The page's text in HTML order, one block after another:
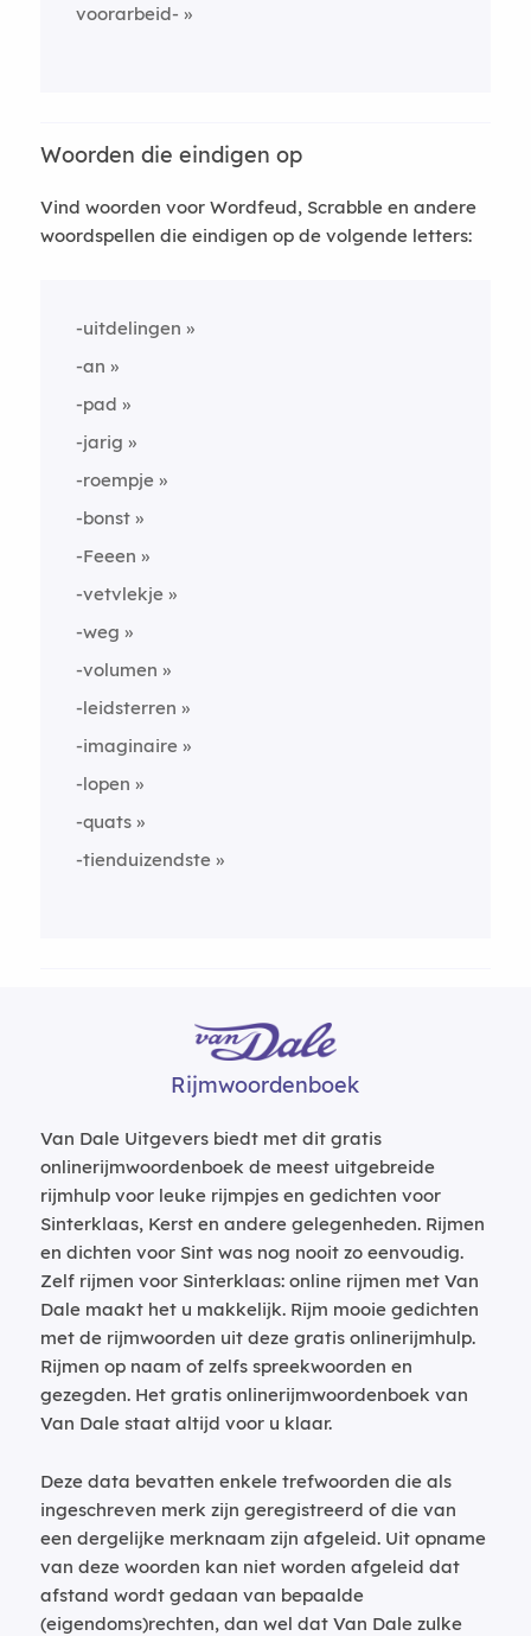
voorarbeid-
Woorden die eindigen op
Vind woorden voor Wordfeud, Scrabble en andere
woordspellen die eindigen op de volgende letters:
-uitdelingen
-an
-pad
-jarig
-roempje
-bonst
-Feeen
-vetvlekje
-weg
-volumen
-leidsterren
-imaginaire
-lopen
-quats
-tienduizendste
Rijmwoordenboek
Van Dale Uitgevers biedt met dit gratis
onlinerijmwoordenboek de meest uitgebreide
rijmhulp voor leuke rijmpjes en gedichten voor
Sinterklaas, Kerst en andere gelegenheden. Rijmen
en dichten voor Sint was nog nooit zo eenvoudig.
Zelf rijmen voor Sinterklaas: online rijmen met Van
Dale maakt het u makkelijk. Rijm mooie gedichten
met de rijmwoorden uit deze gratis onlinerijmhulp.
Rijmen op naam of zelfs spreekwoorden en
gezegden. Het gratis onlinerijmwoordenboek van
Van Dale staat altijd voor u klaar.
Deze data bevatten enkele trefwoorden die als
ingeschreven merk zijn geregistreerd of die van
een dergelijke merknaam zijn afgeleid. Uit opname
van deze woorden kan niet worden afgeleid dat
afstand wordt gedaan van bepaalde
(eigendoms)rechten, dan wel dat Van Dale zulke